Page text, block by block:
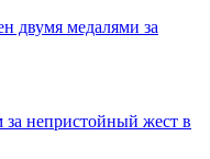
двумя медалями за
за непристойный жест в